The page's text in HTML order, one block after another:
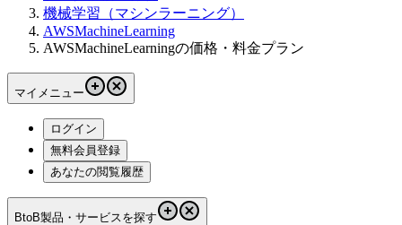
機械学習（マシンラーニング）
AWSMachineLearning
AWSMachineLearningの価格・料金プラン
マイメニュー
ログイン
無料会員登録
あなたの閲覧履歴
BtoB製品・サービスを探す